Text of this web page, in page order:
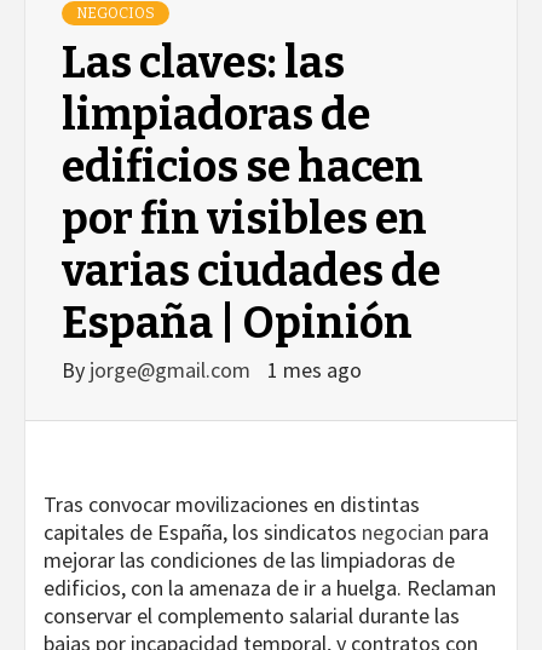
NEGOCIOS
Las claves: las
limpiadoras de
edificios se hacen
por fin visibles en
varias ciudades de
España | Opinión
By jorge@gmail.com 1 mes ago
Tras convocar movilizaciones en distintas
capitales de España, los sindicatos negocian para
mejorar las condiciones de las limpiadoras de
edificios, con la amenaza de ir a huelga. Reclaman
conservar el complemento salarial durante las
bajas por incapacidad temporal, y contratos con